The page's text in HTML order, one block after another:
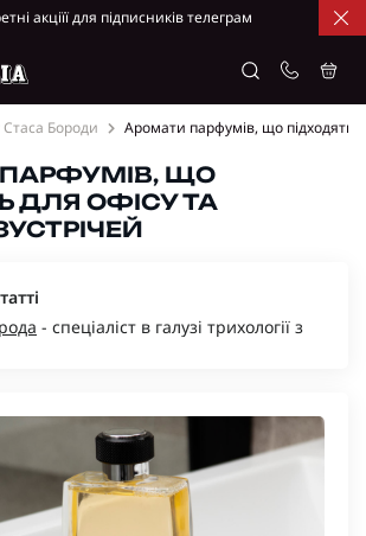
акціїї для підписників телеграм
Стаса Бороди Аромати парфумів, що підходять
ЩО
ДЛЯ ОФІСУ ТА
- спеціаліст в галузі трихології з